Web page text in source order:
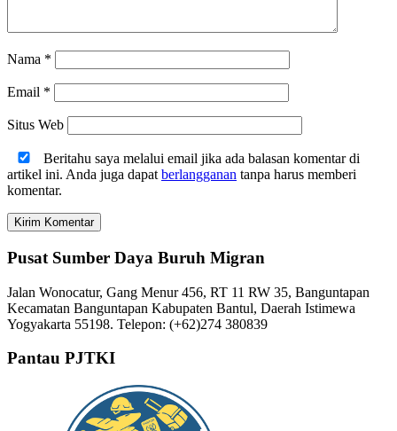
Nama *
Email *
Situs Web
Beritahu saya melalui email jika ada balasan komentar di
artikel ini. Anda juga dapat berlangganan tanpa harus memberi
komentar.
Pusat Sumber Daya Buruh Migran
Jalan Wonocatur, Gang Menur 456, RT 11 RW 35, Banguntapan
Kecamatan Banguntapan Kabupaten Bantul, Daerah Istimewa
Yogyakarta 55198. Telepon: (+62)274 380839
Pantau PJTKI